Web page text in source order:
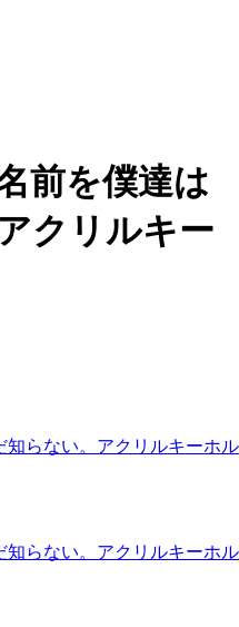
前を僕達は
クリルキー
らない。アクリルキーホル
らない。アクリルキーホル